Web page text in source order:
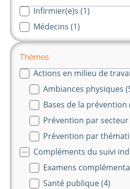
Public concernés-long
Infirmier(e)s (1)
Médecins (1)
Thèmes
Themes-long
Actions en milieu de
Ambiances physiques
Bases de la prévention
Prévention par secteur
Prévention par
Compléments du suivi
Examens
Santé publique(4)